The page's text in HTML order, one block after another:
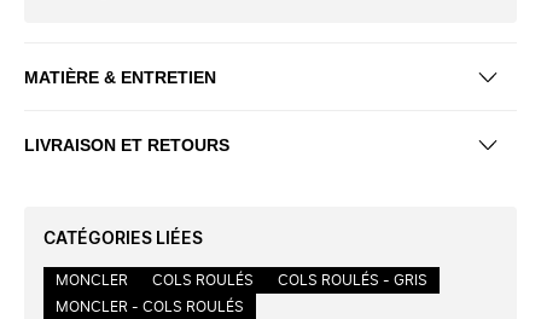
MATIÈRE & ENTRETIEN
LIVRAISON ET RETOURS
CATÉGORIES LIÉES
MONCLER COLS ROULÉS
COLS ROULÉS - GRIS
MONCLER - COLS ROULÉS